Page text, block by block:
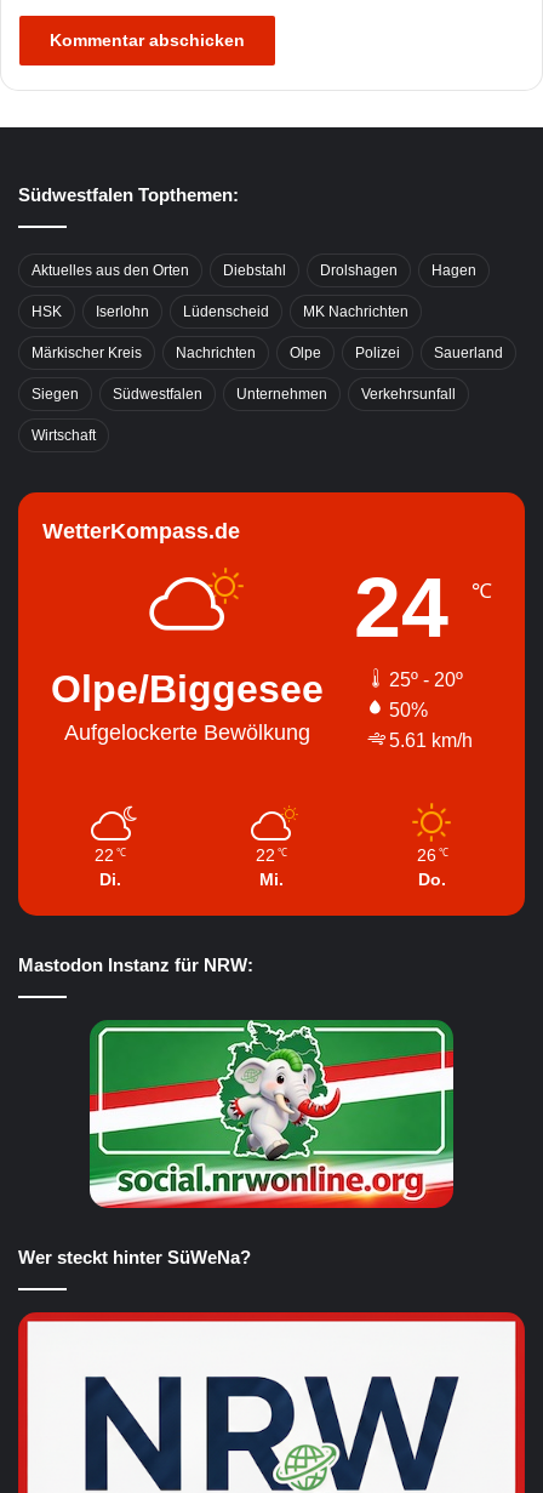
Südwestfalen Topthemen:
Aktuelles aus den Orten Diebstahl Drolshagen Hagen
HSK Iserlohn Lüdenscheid MK Nachrichten
Märkischer Kreis Nachrichten Olpe Polizei Sauerland
Siegen Südwestfalen Unternehmen Verkehrsunfall
Wirtschaft
WetterKompass.de
Olpe/Biggesee
Aufgelockerte Bewölkung
24 ℃
25º - 20º
50%
5.61 km/h
22 ℃
Di.
22 ℃
Mi.
26 ℃
Do.
Mastodon Instanz für NRW:
Wer steckt hinter SüWeNa?